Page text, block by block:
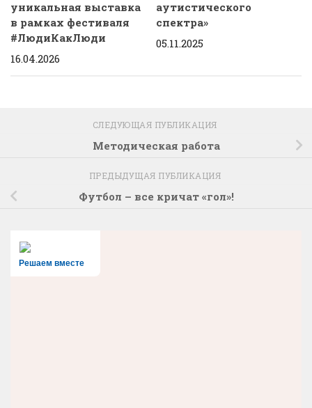
уникальная выставка
в рамках фестиваля
#ЛюдиКакЛюди
16.04.2026
аутистического
спектра»
05.11.2025
СЛЕДУЮЩАЯ ПУБЛИКАЦИЯ
Методическая работа
ПРЕДЫДУЩАЯ ПУБЛИКАЦИЯ
Футбол – все кричат «гол»!
Решаем вместе